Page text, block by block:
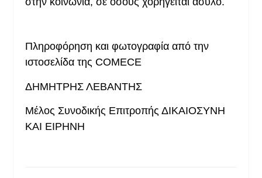
Πληροφόρηση και φωτογραφία από την
ιστοσελίδα της COMECE
ΔΗΜΗΤΡΗΣ ΛΕΒΑΝΤΗΣ
Μέλος Συνοδικής Επιτροπής ΔΙΚΑΙΟΣΥΝΗ
ΚΑΙ ΕΙΡΗΝΗ